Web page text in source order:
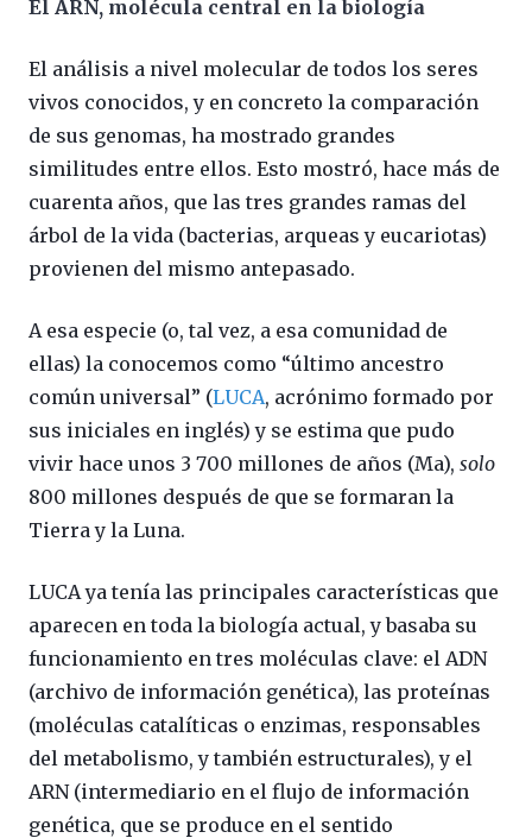
El ARN, molécula central en la biología
El análisis a nivel molecular de todos los seres
vivos conocidos, y en concreto la comparación
de sus genomas, ha mostrado grandes
similitudes entre ellos. Esto mostró, hace más de
cuarenta años, que las tres grandes ramas del
árbol de la vida (bacterias, arqueas y eucariotas)
provienen del mismo antepasado.
A esa especie (o, tal vez, a esa comunidad de
ellas) la conocemos como “último ancestro
común universal” (LUCA, acrónimo formado por
sus iniciales en inglés) y se estima que pudo
vivir hace unos 3 700 millones de años (Ma), solo
800 millones después de que se formaran la
Tierra y la Luna.
LUCA ya tenía las principales características que
aparecen en toda la biología actual, y basaba su
funcionamiento en tres moléculas clave: el ADN
(archivo de información genética), las proteínas
(moléculas catalíticas o enzimas, responsables
del metabolismo, y también estructurales), y el
ARN (intermediario en el flujo de información
genética, que se produce en el sentido